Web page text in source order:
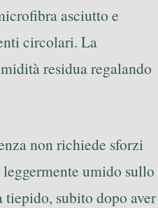
asciutto e
circolari. La
residua regalando
non richiede sforzi
umido sullo
tiepido, subito dopo aver